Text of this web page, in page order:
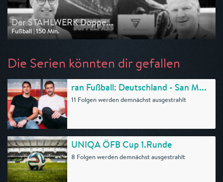
Der STAHLWERK Doppe...
Fußball | 150 Min.
Ausgestrahlt von Sport 1
Die Serien könnten dir gefallen
ran Fußball: Deutschland - San M...
11 Folgen werden demnächst ausgestrahlt
UNIQA ÖFB Cup 1.Runde
8 Folgen werden demnächst ausgestrahlt